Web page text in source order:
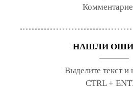
НАШЛИ
Выделите текст и
CTRL +